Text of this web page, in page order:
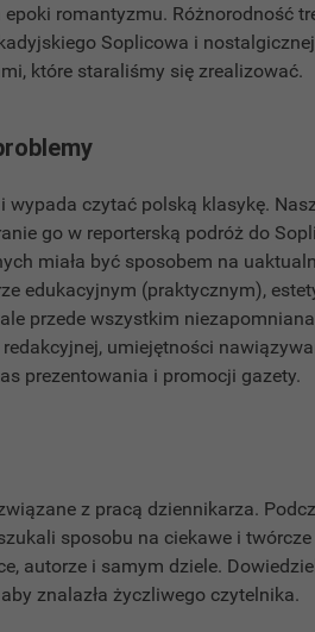
romantyzmu. Różnorodność
Soplicowa i
które staraliśmy się
wypada czytać polską klasykę.
go w reporterską podróż do
miała być sposobem na
edukacyjnym (praktycznym),
przede wszystkim
umiejętności
prezentowania i promocji
z pracą dziennikarza.
sposobu na ciekawe i
autorze i samym dziele.
aby znalazła życzliwego